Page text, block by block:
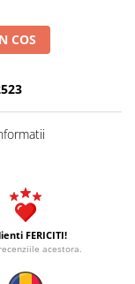
COS
FERICITI!
acestora.